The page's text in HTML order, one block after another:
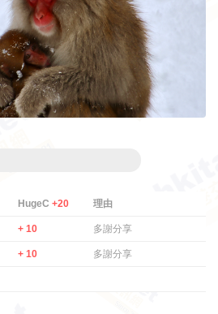
HugeC +20 理由
+ 10 多謝分享
+ 10 多謝分享